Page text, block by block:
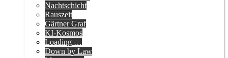
Nachtschicht
Rauszeit
Gärtner Graf
KI-Kosmos
Loading …
Down by Law